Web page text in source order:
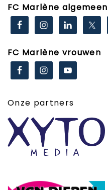
FC Marlène algemeen
FC Marlène vrouwen
Onze partners